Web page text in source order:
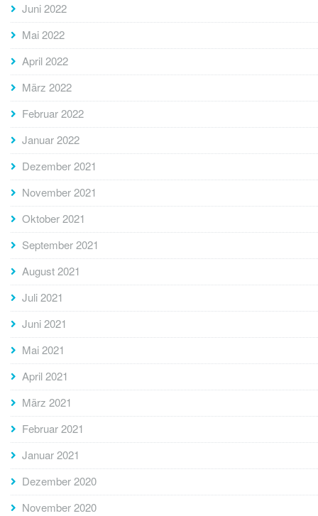
Juni 2022
Mai 2022
April 2022
März 2022
Februar 2022
Januar 2022
Dezember 2021
November 2021
Oktober 2021
September 2021
August 2021
Juli 2021
Juni 2021
Mai 2021
April 2021
März 2021
Februar 2021
Januar 2021
Dezember 2020
November 2020